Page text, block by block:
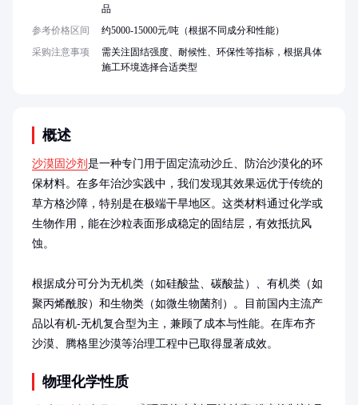
概述
沙漠固沙剂 是一种专门用于固定流动沙丘、防治沙漠化的环
保材料。在多年治沙实践中，我们发现其效果远优于传统的
草方格沙障，特别是在极端干旱地区。这类材料通过化学或
生物作用，能在沙粒表面形成稳定的固结层，有效抵抗风
蚀。
根据成分可分为无机类（如硅酸盐、碳酸盐）、有机类（如
聚丙烯酰胺）和生物类（如微生物菌剂）。目前国内主流产
品以有机-无机复合型为主，兼顾了成本与性能。在库布齐
沙漠、腾格里沙漠等治理工程中已取得显著成效。
物理化学性质
品
参考价格区间
约5000-15000元/吨（根据不同成分和性能）
采购注意事项
需关注固结强度、耐候性、环保性等指标，根据具体
施工环境选择合适类型